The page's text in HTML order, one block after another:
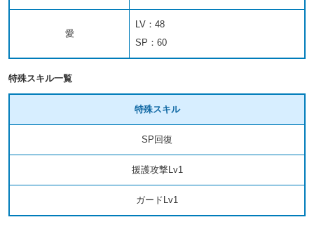
愛
LV：48
SP：60
特殊スキル一覧
特殊スキル
SP回復
援護攻撃Lv1
ガードLv1